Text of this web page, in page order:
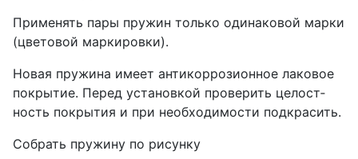
Применять пары пружин только одинаковой марки
(цветовой маркировки).
Новая пружина имеет антикоррозионное лаковое
покрытие. Перед установкой проверить целост­
ность покрытия и при необходимости подкрасить.
Собрать пружину по рисунку